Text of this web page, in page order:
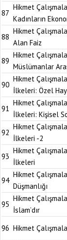
87
Hikmet
Kadınların
88
Hikmet
Alan Faiz
89
Hikmet
Müslümanlar
90
Hikmet
İlkeleri: Özel
91
Hikmet
İlkeleri: Kişisel
92
Hikmet
İlkeleri -2
93
Hikmet
İlkeleri
94
Hikmet
Düşmanlığı
95
Hikmet
İslam’dır
96 Hikmet